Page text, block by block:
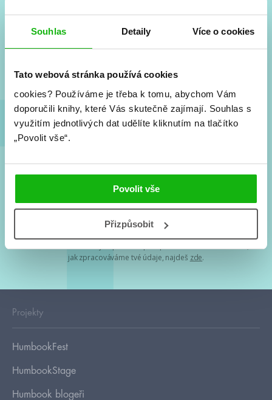
Souhlas Detaily Více o cookies
Tato webová stránka používá cookies
cookies? Používáme je třeba k tomu, abychom Vám
doporučili knihy, které Vás skutečně zajímají. Souhlas s
využitím jednotlivých dat udělíte kliknutím na tlačítko
„Povolit vše“.
Povolit vše
Přizpůsobit
Vše kolem #youngadult každý měsíc rovnou do mailu!
a seriálové adaptace a další.
Souhlasím spodmínkami zpracování osobních údajů
Tvá e-mailová adresa je u nás v bezpečí. Přečti si
jak zpracováváme tvé údaje, najdeš zde.
Projekty
HumbookFest
HumbookStage
Humbook blogeři